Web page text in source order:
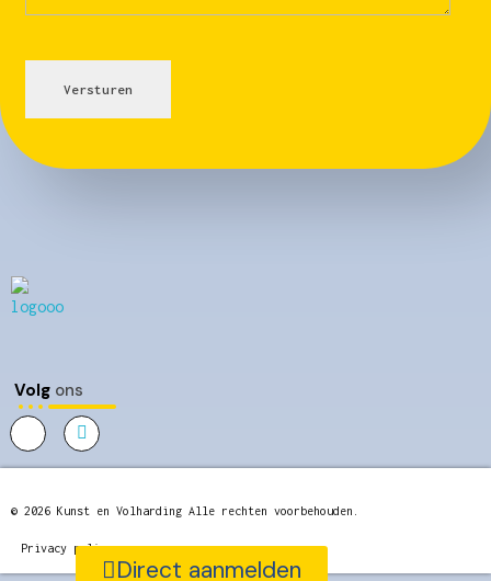
Direct aanmelden
Versturen
Volg ons
© 2026 Kunst en Volharding Alle rechten voorbehouden.
Privacy policy